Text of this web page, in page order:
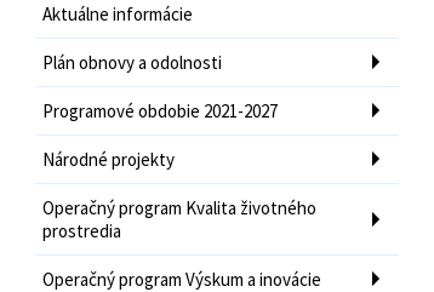
Aktuálne informácie
Plán obnovy a odolnosti
Programové obdobie 2021-2027
Národné projekty
Operačný program Kvalita životného
prostredia
Operačný program Výskum a inovácie